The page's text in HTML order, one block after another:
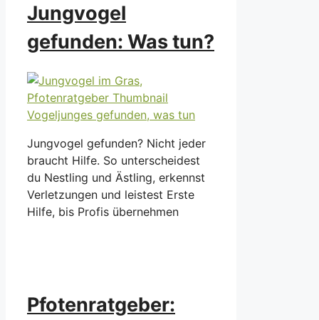
Jungvogel
gefunden: Was tun?
Jungvogel gefunden? Nicht jeder
braucht Hilfe. So unterscheidest
du Nestling und Ästling, erkennst
Verletzungen und leistest Erste
Hilfe, bis Profis übernehmen
Pfotenratgeber: